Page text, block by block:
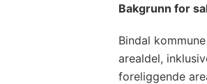
Bakgrunn for
Bindal
arealdel,
foreliggende